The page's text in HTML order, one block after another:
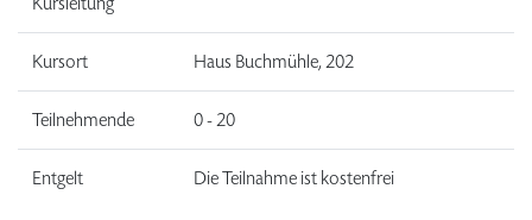
Kursort Haus Buchmühle, 202
Teilnehmende 0 - 20
Entgelt Die Teilnahme ist kostenfrei